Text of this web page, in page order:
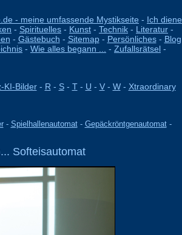
- meine umfassende Mystikseite - Ich diene
- Spirituelles - Kunst - Technik - Literatur -
- Gästebuch - Sitemap- Persönliches- Blog
- Wie alles begann ... - Zufallsrätsel -
KI-Bilder- R - S- T- U - V- W- Xtraordinary
- Spielhallenautomat- Gepäckröntgenautomat-
Softeisautomat